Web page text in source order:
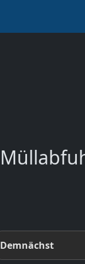
Demnächst